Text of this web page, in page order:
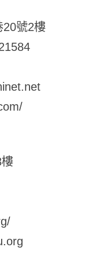
號2樓
樓